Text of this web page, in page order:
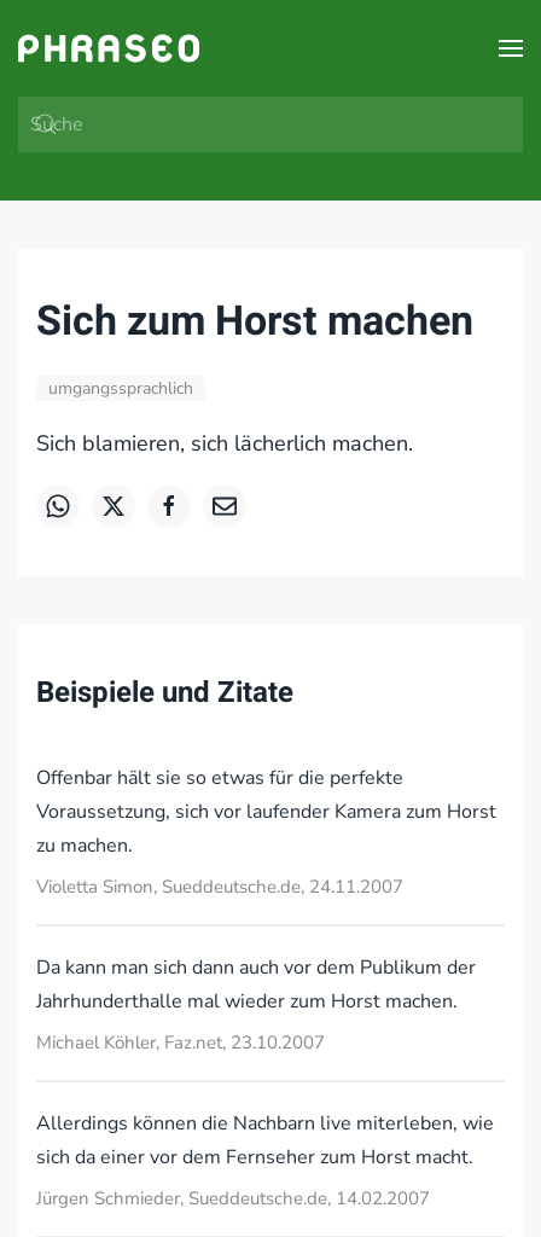
Zum Hauptinhalt springen
Sich zum Horst machen
umgangssprachlich
Sich blamieren, sich lächerlich machen.
Beispiele und Zitate
Offenbar hält sie so etwas für die perfekte
Voraussetzung, sich vor laufender Kamera zum Horst
zu machen.
Violetta Simon, Sueddeutsche.de, 24.11.2007
Da kann man sich dann auch vor dem Publikum der
Jahrhunderthalle mal wieder zum Horst machen.
Michael Köhler, Faz.net, 23.10.2007
Allerdings können die Nachbarn live miterleben, wie
sich da einer vor dem Fernseher zum Horst macht.
Jürgen Schmieder, Sueddeutsche.de, 14.02.2007